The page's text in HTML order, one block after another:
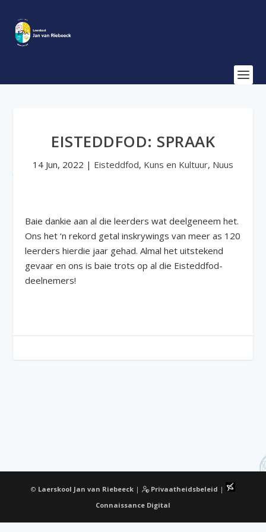
EISTEDDFOD: SPRAAK
14 Jun, 2022 | Eisteddfod, Kuns en Kultuur, Nuus
Baie dankie aan al die leerders wat deelgeneem het.
Ons het ‘n rekord getal inskrywings van meer as 120
leerders hierdie jaar gehad. Almal het uitstekend
gevaar en ons is baie trots op al die Eisteddfod-
deelnemers!
© Laerskool Jan van Riebeeck| Privaatheidsbeleid |
Connaissance Digital